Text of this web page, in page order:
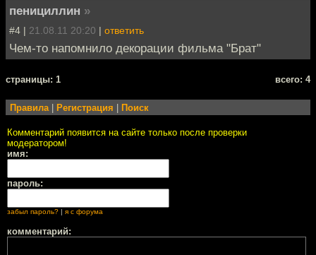
пенициллин »
#4 | 21.08.11 20:20 | ответить
Чем-то напомнило декорации фильма "Брат"
cтраницы: 1 всего: 4
Правила| Регистрация Поиск
Комментарий появится на сайте только после проверки
модератором!
имя:
пароль:
забыл пароль? | я с форума
комментарий: